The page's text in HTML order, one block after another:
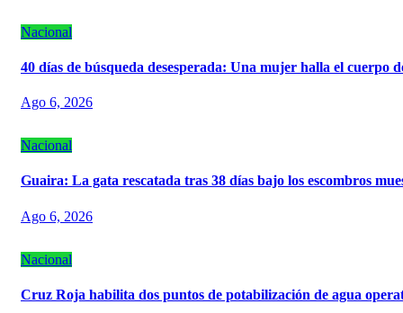
Nacional
40 días de búsqueda desesperada: Una mujer halla el cuerpo
Ago 6, 2026
Nacional
Guaira: La gata rescatada tras 38 días bajo los escombros
Ago 6, 2026
Nacional
Cruz Roja habilita dos puntos de potabilización de agua